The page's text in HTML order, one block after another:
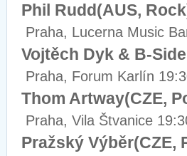
Phil Rudd(AUS,
Praha, Lucerna Music
Vojtěch Dyk & B-
Praha, Forum Karlín
Thom Artway(CZE,
Praha, Vila Štvanice
Pražský Výběr(CZE,